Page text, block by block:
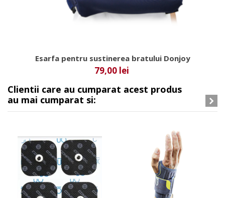
Esarfa pentru sustinerea bratului Donjoy
79,00 lei
Clientii care au cumparat acest produs
au mai cumparat si: